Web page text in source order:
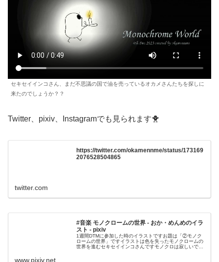
セキセイインコさん、まだ不思議の国で油を売っているオカメさんたちを探しに
来たのでしょうか？？
Twitter、pixiv、Instagramでも見られます🐥
https://twitter.com/okamennme/status/173169
2076528504865
twitter.com
#音楽 モノクロームの世界 - おか・めんめのイラ
スト - pixiv
1週間DTMに参加した時のイラストですお題は「②モノク
ロームの世界」ですイラストは色を失ったモノクロームの
世界を進むセキセイインコさんですモノクロは寂しいです
www.pixiv.net